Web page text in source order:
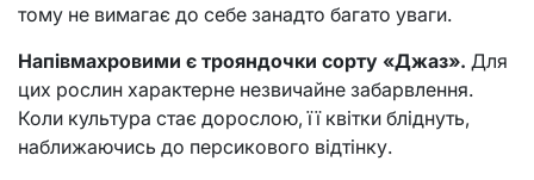
тому не вимагає до себе занадто багато уваги.
Напівмахровими є трояндочки сорту «Джаз». Для
цих рослин характерне незвичайне забарвлення.
Коли культура стає дорослою, її квітки бліднуть,
наближаючись до персикового відтінку.